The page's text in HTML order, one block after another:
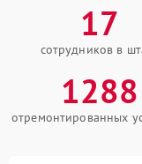
17
сотрудников в
1288
отремонтированных